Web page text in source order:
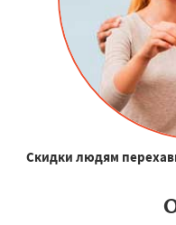
Скидки людям